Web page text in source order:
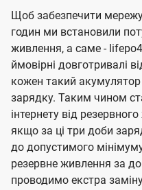
Щоб забезпечити
годин ми встановили
живлення, а саме -
ймовірні довготривалі
кожен такий
зарядку. Таким чином
інтернету від
якщо за ці три доби
до допустимого
резервне живлення за
проводимо екстра